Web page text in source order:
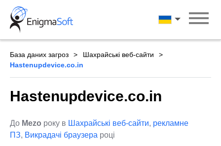
Skip
content
Українська
База даних загроз
Шахрайські веб-сайти
Hastenupdevice.co.in
Hastenupdevice.co.in
До Mezo року в Шахрайські веб-сайти, рекламне
ПЗ, Викрадачі браузера році